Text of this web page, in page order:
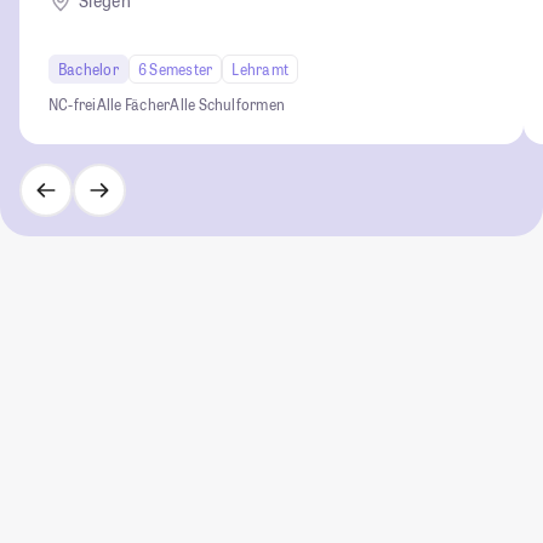
Bachelor 6 Semester
Lehramt
NC-freiAlle FächerAlle Schulformen